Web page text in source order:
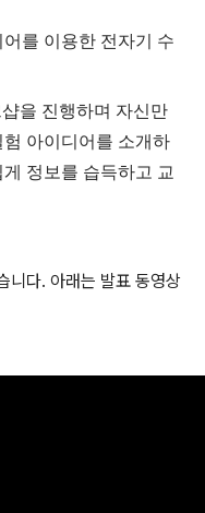
를 이용한 전자기 수
을 진행하며 자신만
아이디어를 소개하
정보를 습득하고 교
니다. 아래는 발표 동영상